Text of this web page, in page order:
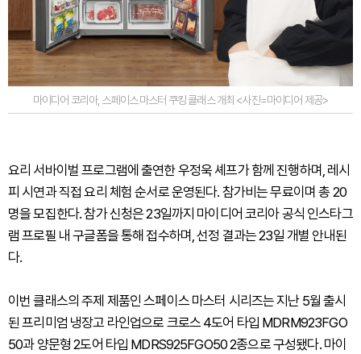
마이디어 코리아, 스페이스 마스터 쿠킹 클래스 개최 <사진=마이디어 제공>
요리 서바이벌 프로그램에 출연한 우정욱 셰프가 함께 진행하며, 레시
피 시연과 직접 요리 체험 순서로 운영된다. 참가비는 무료이며 총 20
명을 모집한다. 참가 신청은 23일까지 마이디어 코리아 공식 인스타그
램 프로필 내 구글폼을 통해 접수하며, 선정 결과는 23일 개별 안내된
다.
이번 클래스의 주제 제품인 스페이스 마스터 시리즈는 지난 5월 출시
된 프리미엄 냉장고 라인업으로 크로스 4도어 타입 MDRM923FGO
50과 양문형 2도어 타입 MDRS925FGO50 2종으로 구성됐다. 마이